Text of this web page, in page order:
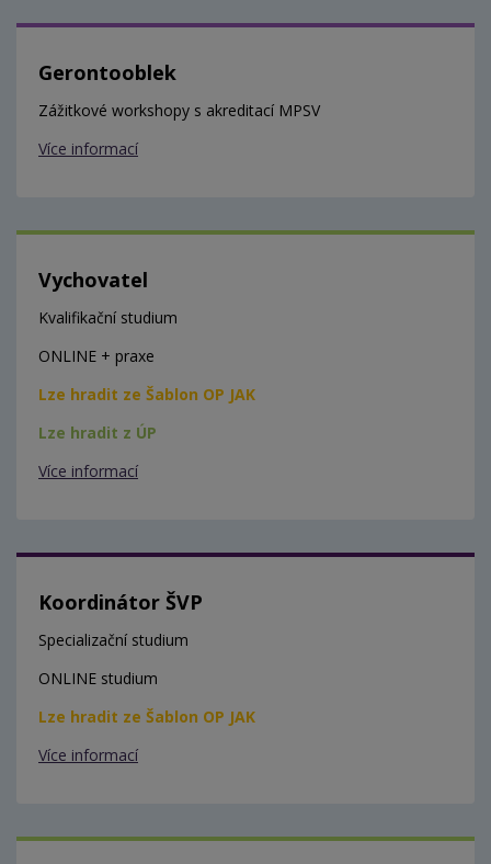
Gerontooblek
Zážitkové workshopy s akreditací MPSV
Více informací
Vychovatel
Kvalifikační studium
ONLINE + praxe
Lze hradit ze Šablon OP JAK
Lze hradit z ÚP
Více informací
Koordinátor ŠVP
Specializační studium
ONLINE studium
Lze hradit ze Šablon OP JAK
Více informací